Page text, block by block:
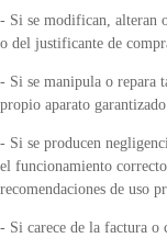
- Si se modifican, alteran
o del justificante de
- Si se manipula o repara
propio aparato
- Si se producen
el funcionamiento
recomendaciones de uso
- Si carece de la factura o